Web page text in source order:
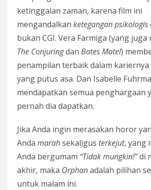
ketinggalan zaman, karena film ini
mengandalkan ketegangan psikologis
bukan CGI. Vera Farmiga (yang
The Conjuringdan Bates Motel)
penampilan terbaik dalam
yang putus asa. Dan Isabelle
mendapatkan semua penghargaan
pernah dia dapatkan.
Jika Anda ingin merasakan horor
Anda marahsekaligus terkejut, yang
Anda bergumam “Tidak mungkin!”di
akhir, maka Orphanadalah pilihan
untuk malam ini.